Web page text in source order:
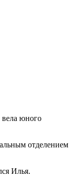
вела юного
отделением
Илья.